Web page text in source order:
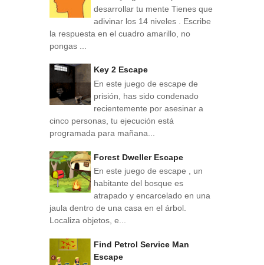
desarrollar tu mente Tienes que
adivinar los 14 niveles . Escribe
la respuesta en el cuadro amarillo, no
pongas ...
Key 2 Escape
En este juego de escape de
prisión, has sido condenado
recientemente por asesinar a
cinco personas, tu ejecución está
programada para mañana...
Forest Dweller Escape
En este juego de escape , un
habitante del bosque es
atrapado y encarcelado en una
jaula dentro de una casa en el árbol.
Localiza objetos, e...
Find Petrol Service Man
Escape